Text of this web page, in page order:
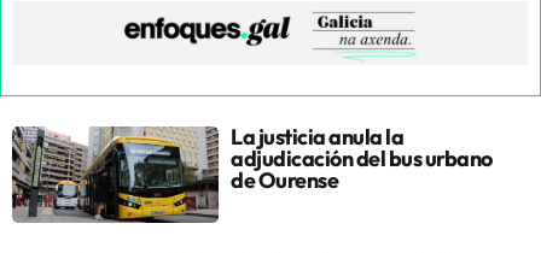
La justicia anula la
adjudicación del bus urbano
de Ourense